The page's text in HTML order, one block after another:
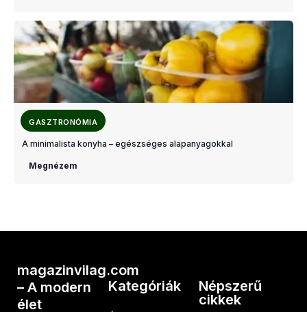
GASZTRONÓMIA
A minimalista konyha – egészséges alapanyagokkal
Megnézem
magazinvilag.com
– A modern
élet
Kategóriák
Népszerű
cikkek